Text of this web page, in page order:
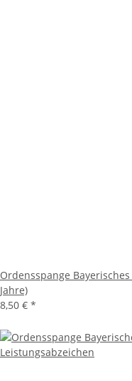
Ordensspange
Jahre)
8,50 € *